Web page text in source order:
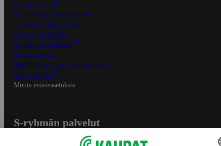
Oiva-raportit
Osuuskauppojen yhteystiedot
Tilaus- ja toimitusehdot
Tietosuojakäytäntö
Palvelun käyttöehdot
Saavutettavuus
Mobiilisovelluksen saavutettavuus
Mainostajalle
Muuta evästeasetuksia
S-ryhmän palvelut